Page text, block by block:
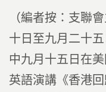
（編者按：支聯
十日至九月二十
中九月十五日在
英語演講《香港